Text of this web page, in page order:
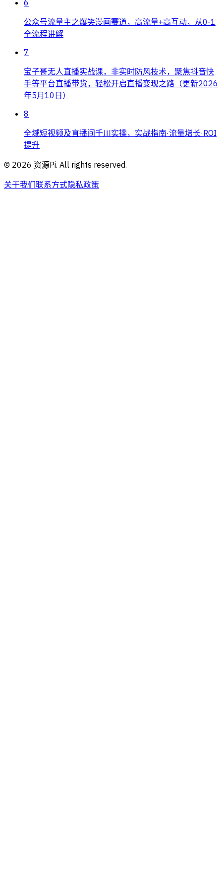
6
公众号流量主之爆笑漫画赛道，高流量+高互动，从0-1
全流程讲解
7
宝子哥无人直播实战课，非实时防风技术，聚焦抖音快
手等平台直播带货，轻松开启直播变现之路（更新2026
年5月10日）
8
全域短视频及直播间千川实操，实战指南·流量增长·ROI
提升
© 2026 资源Pi. All rights reserved.
关于我们联系方式隐私政策